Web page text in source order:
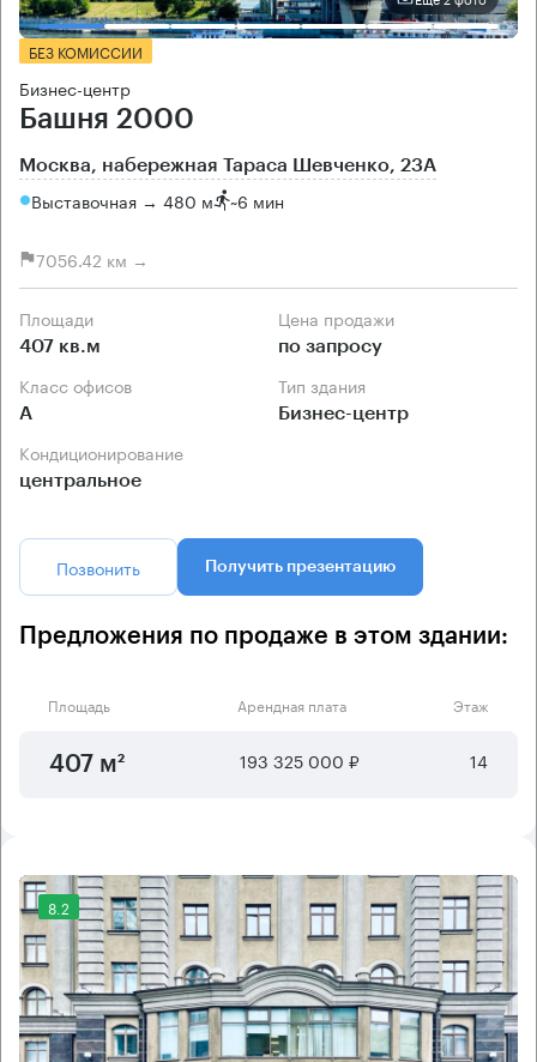
БЕЗ КОМИССИИ
Бизнес-центр
Башня 2000
Москва, набережная Тараса Шевченко, 23А
Выставочная → 480 м ~6 мин
7056.42 км →
Площади
407 кв.м
Цена продажи
по запросу
Класс офисов
А
Тип здания
Бизнес-центр
Кондиционирование
центральное
Позвонить Получить презентацию
Предложения по продаже в этом здании:
Площадь Арендная плата Этаж
407 м² 193 325 000 ₽ 14
8.2